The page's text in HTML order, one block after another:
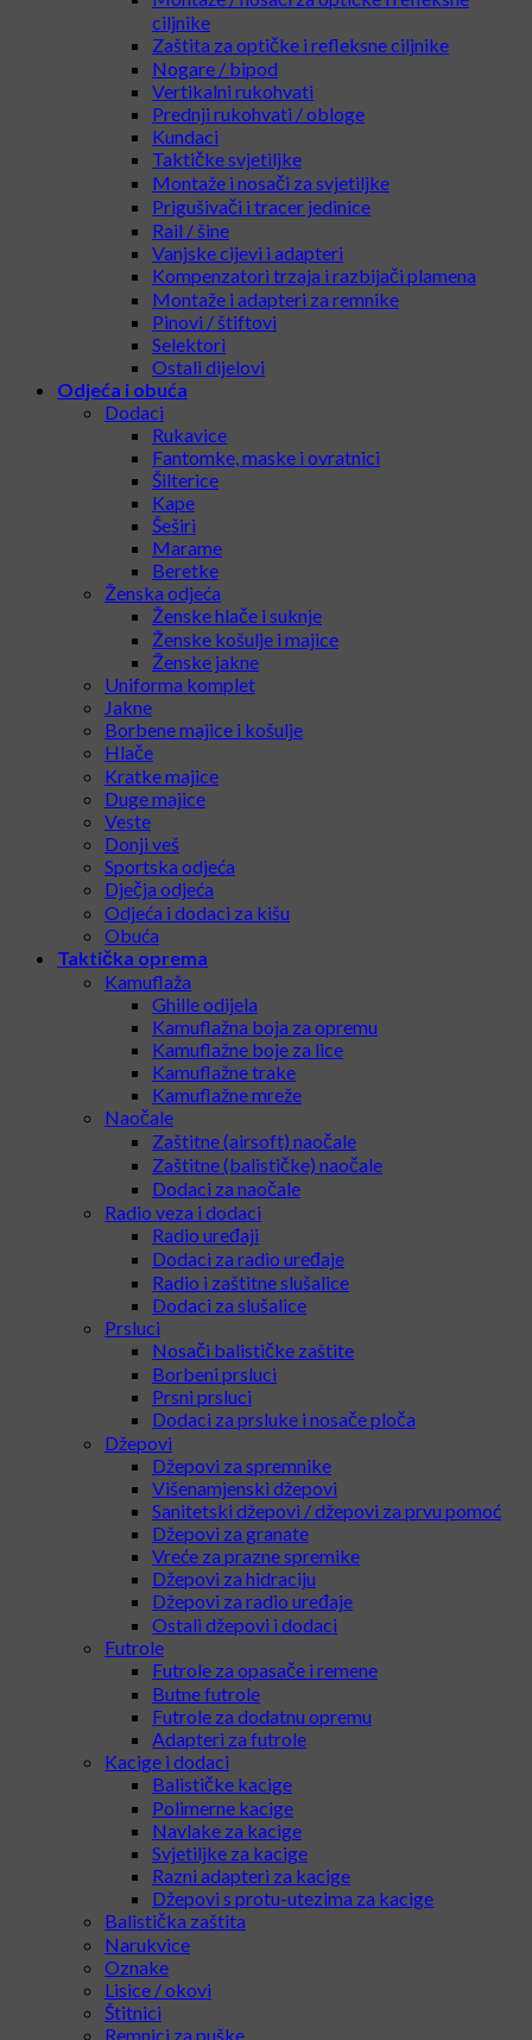
ciljnike
Zaštita za optičke i refleksne ciljnike
Nogare / bipod
Vertikalni rukohvati
Prednji rukohvati / obloge
Kundaci
Taktičke svjetiljke
Montaže i nosači za svjetiljke
Prigušivači i tracer jedinice
Rail / šine
Vanjske cijevi i adapteri
Kompenzatori trzaja i razbijači plamena
Montaže i adapteri za remnike
Pinovi / štiftovi
Selektori
Ostali dijelovi
Odjeća i obuća
Dodaci
Rukavice
Fantomke, maske i ovratnici
Šilterice
Kape
Šeširi
Marame
Beretke
Ženska odjeća
Ženske hlače i suknje
Ženske košulje i majice
Ženske jakne
Uniforma komplet
Jakne
Borbene majice i košulje
Hlače
Kratke majice
Duge majice
Veste
Donji veš
Sportska odjeća
Dječja odjeća
Odjeća i dodaci za kišu
Obuća
Taktička oprema
Kamuflaža
Ghille odijela
Kamuflažna boja za opremu
Kamuflažne boje za lice
Kamuflažne trake
Kamuflažne mreže
Naočale
Zaštitne (airsoft) naočale
Zaštitne (balističke) naočale
Dodaci za naočale
Radio veza i dodaci
Radio uređaji
Dodaci za radio uređaje
Radio i zaštitne slušalice
Dodaci za slušalice
Prsluci
Nosači balističke zaštite
Borbeni prsluci
Prsni prsluci
Dodaci za prsluke i nosače ploča
Džepovi
Džepovi za spremnike
Višenamjenski džepovi
Sanitetski džepovi / džepovi za prvu pomoć
Džepovi za granate
Vreće za prazne spremike
Džepovi za hidraciju
Džepovi za radio uređaje
Ostali džepovi i dodaci
Futrole
Futrole za opasače i remene
Butne futrole
Futrole za dodatnu opremu
Adapteri za futrole
Kacige i dodaci
Balističke kacige
Polimerne kacige
Navlake za kacige
Svjetiljke za kacige
Razni adapteri za kacige
Džepovi s protu-utezima za kacige
Balistička zaštita
Narukvice
Oznake
Lisice / okovi
Štitnici
Remnici za puške